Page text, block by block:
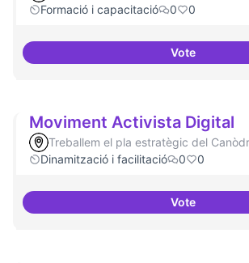
Formació i capacitació
0 0
VoteTècniques
Moviment Activista Digital
Treballem el pla estratègic del
Dinamització i facilitació
0 0
VoteMoviment